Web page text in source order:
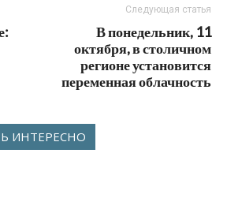
Следующая статья
В понедельник, 11
октября, в столичном
регионе установится
переменная облачность
ИНТЕРЕСНО